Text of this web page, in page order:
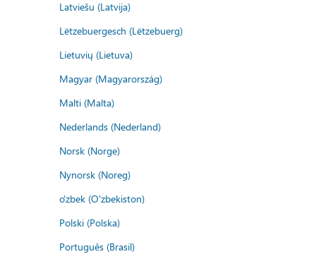
Latviešu (Latvija)
Lëtzebuergesch (Lëtzebuerg)
Lietuvių (Lietuva)
Magyar (Magyarország)
Malti (Malta)
Nederlands (Nederland)
Norsk (Norge)
Nynorsk (Noreg)
o'zbek (O'zbekiston)
Polski (Polska)
Português (Brasil)